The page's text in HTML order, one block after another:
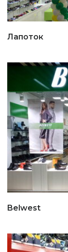
Лапоток
Belwest